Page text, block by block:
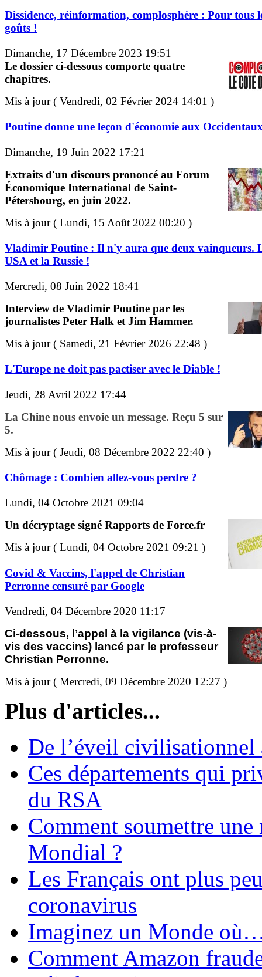
Dissidence, réinformation, complosphère : Pour tous
goûts !
Dimanche, 17 Décembre 2023 19:51
Le dossier ci-dessous comporte quatre
chapitres.
Mis à jour ( Vendredi, 02 Février 2024 14:01 )
Poutine donne une leçon d'économie aux
Dimanche, 19 Juin 2022 17:21
Extraits d'un discours prononcé au Forum
Économique International de Saint-
Pétersbourg, en juin 2022.
Mis à jour ( Lundi, 15 Août 2022 00:20 )
Vladimir Poutine : Il n'y aura que deux vainqueurs.
USA et la Russie !
Mercredi, 08 Juin 2022 18:41
Interview de Vladimir Poutine par les
journalistes Peter Halk et Jim Hammer.
Mis à jour ( Samedi, 21 Février 2026 22:48 )
L'Europe ne doit pas pactiser avec le Diable !
Jeudi, 28 Avril 2022 17:44
La Chine nous envoie un message. Reçu 5 sur
5.
Mis à jour ( Jeudi, 08 Décembre 2022 22:40 )
Chômage : Combien allez-vous perdre ?
Lundi, 04 Octobre 2021 09:04
Un décryptage signé Rapports de Force.fr
Mis à jour ( Lundi, 04 Octobre 2021 09:21 )
Covid & Vaccins, l'appel de Christian
Perronne censuré par Google
Vendredi, 04 Décembre 2020 11:17
Ci-dessous, l’appel à la vigilance (vis-à-
vis des vaccins) lancé par le professeur
Christian Perronne.
Mis à jour ( Mercredi, 09 Décembre 2020 12:27 )
Plus d'articles...
De l’éveil
Ces départements qui
du RSA
Comment soumettre
Mondial ?
Les Français ont plus
coronavirus
Imaginez un Monde
Comment Amazon